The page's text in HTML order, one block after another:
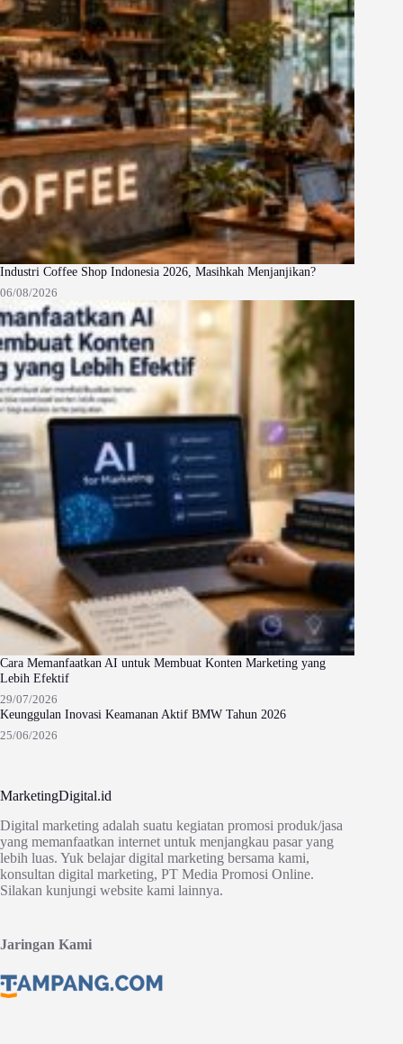
Industri Coffee Shop Indonesia 2026, Masihkah Menjanjikan?
06/08/2026
Cara Memanfaatkan AI untuk Membuat Konten Marketing yang
Lebih Efektif
29/07/2026
Keunggulan Inovasi Keamanan Aktif BMW Tahun 2026
25/06/2026
MarketingDigital.id
Digital marketing adalah suatu kegiatan promosi produk/jasa
yang memanfaatkan internet untuk menjangkau pasar yang
lebih luas. Yuk belajar digital marketing bersama kami,
konsultan digital marketing, PT Media Promosi Online.
Silakan kunjungi website kami lainnya.
Jaringan Kami